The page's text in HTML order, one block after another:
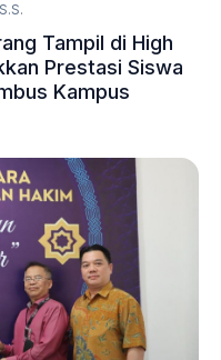
Tampil di High
Prestasi Siswa
Kampus